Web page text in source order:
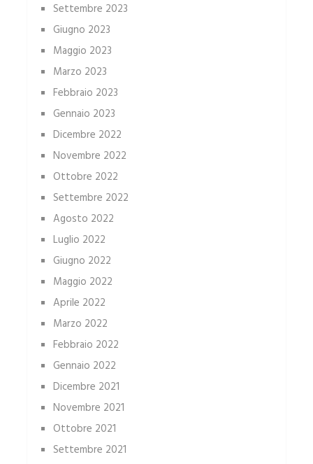
Settembre 2023
Giugno 2023
Maggio 2023
Marzo 2023
Febbraio 2023
Gennaio 2023
Dicembre 2022
Novembre 2022
Ottobre 2022
Settembre 2022
Agosto 2022
Luglio 2022
Giugno 2022
Maggio 2022
Aprile 2022
Marzo 2022
Febbraio 2022
Gennaio 2022
Dicembre 2021
Novembre 2021
Ottobre 2021
Settembre 2021